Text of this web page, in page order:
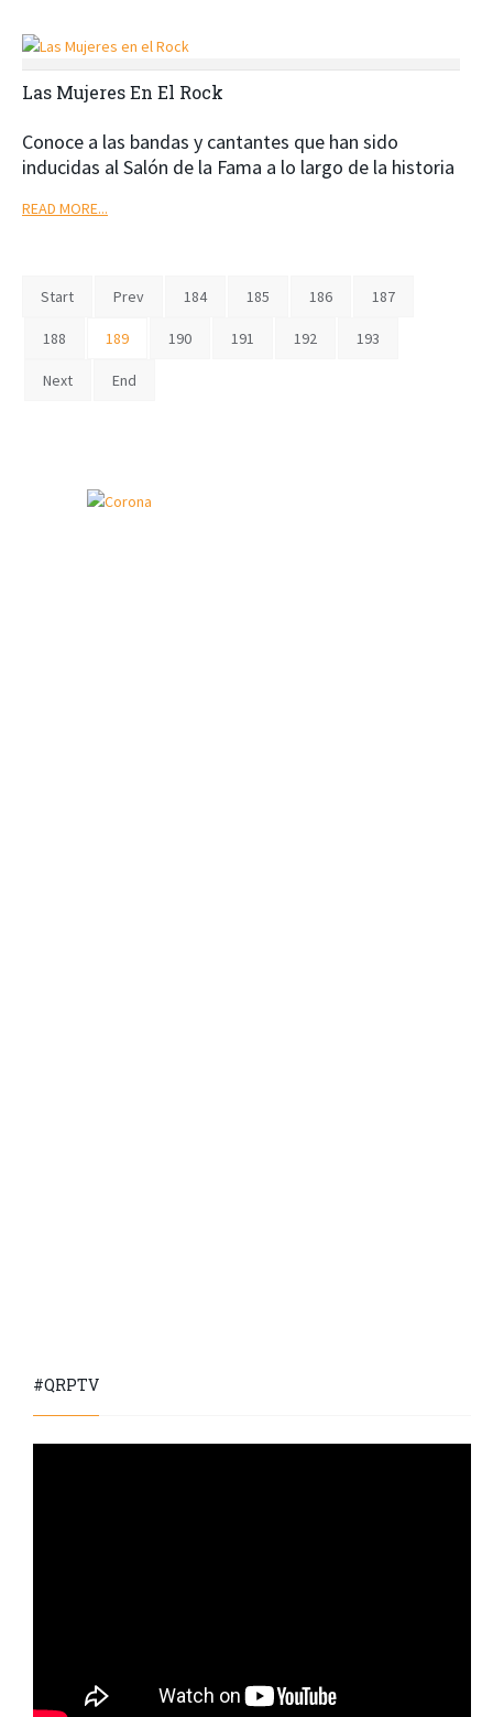
Las Mujeres En El Rock
Conoce a las bandas y cantantes que han sido
inducidas al Salón de la Fama a lo largo de la historia
READ MORE...
Start Prev 184 185 186 187
188 189 190 191 192 193
Next End
#QRPTV